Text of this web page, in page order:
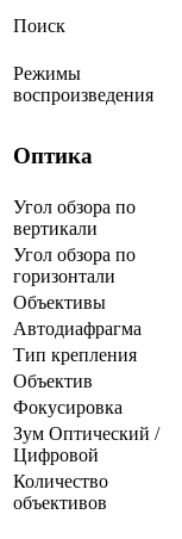
Поиск
Режимы
воспроизведения
Оптика
Угол обзора по
вертикали
Угол обзора по
горизонтали
Объективы
Автодиафрагма
Тип крепления
Объектив
Фокусировка
Зум Оптический /
Цифровой
Количество
объективов